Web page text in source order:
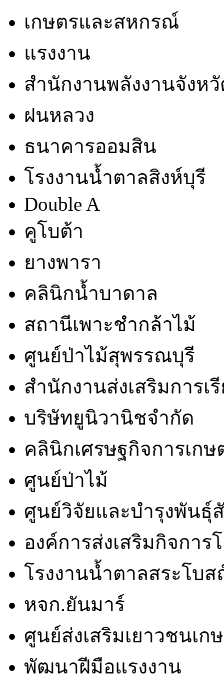
เกษตรและสหกรณ์
แรงงาน
สำนักงานพลังงานจังห
ฝนหลวง
ธนาคารออมสิน
โรงงานน้ำตาลสิงห์บุรี
Double A
คูโบต้า
ยางพารา
คลินิกน้ำบาดาล
สถานีเพาะชำกล้าไม้
ศูนย์ป่าไม้สุพรรณบุรี
สำนักงานส่งเสริมการเ
บริษัทยูนิวานิชจำกัด
คลินิกเศรษฐกิจการเกษ
ศูนย์ป่าไม้
ศูนย์วิจัยและบำรุงพันธุ์
องค์การส่งเสริมกิจกา
โรงงานน้ำตาลสระโบส
หจก.ยันมาร์
ศูนย์ส่งเสริมเยาวชนเก
พัฒนาฝีมือแรงงาน